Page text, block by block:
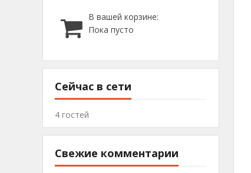
В вашей корзине:
Пока пусто
Сейчас в сети
4 гостей
Свежие комментарии